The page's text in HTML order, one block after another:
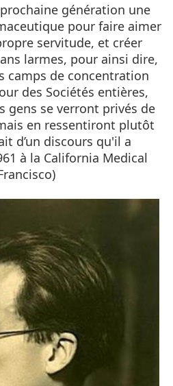
génération une
pour faire aimer
servitude, et créer
larmes, pour ainsi dire,
camps de concentration
des Sociétés entières,
gens se verront privés de
en ressentiront plutôt
d’un discours qu'il a
à la California Medical